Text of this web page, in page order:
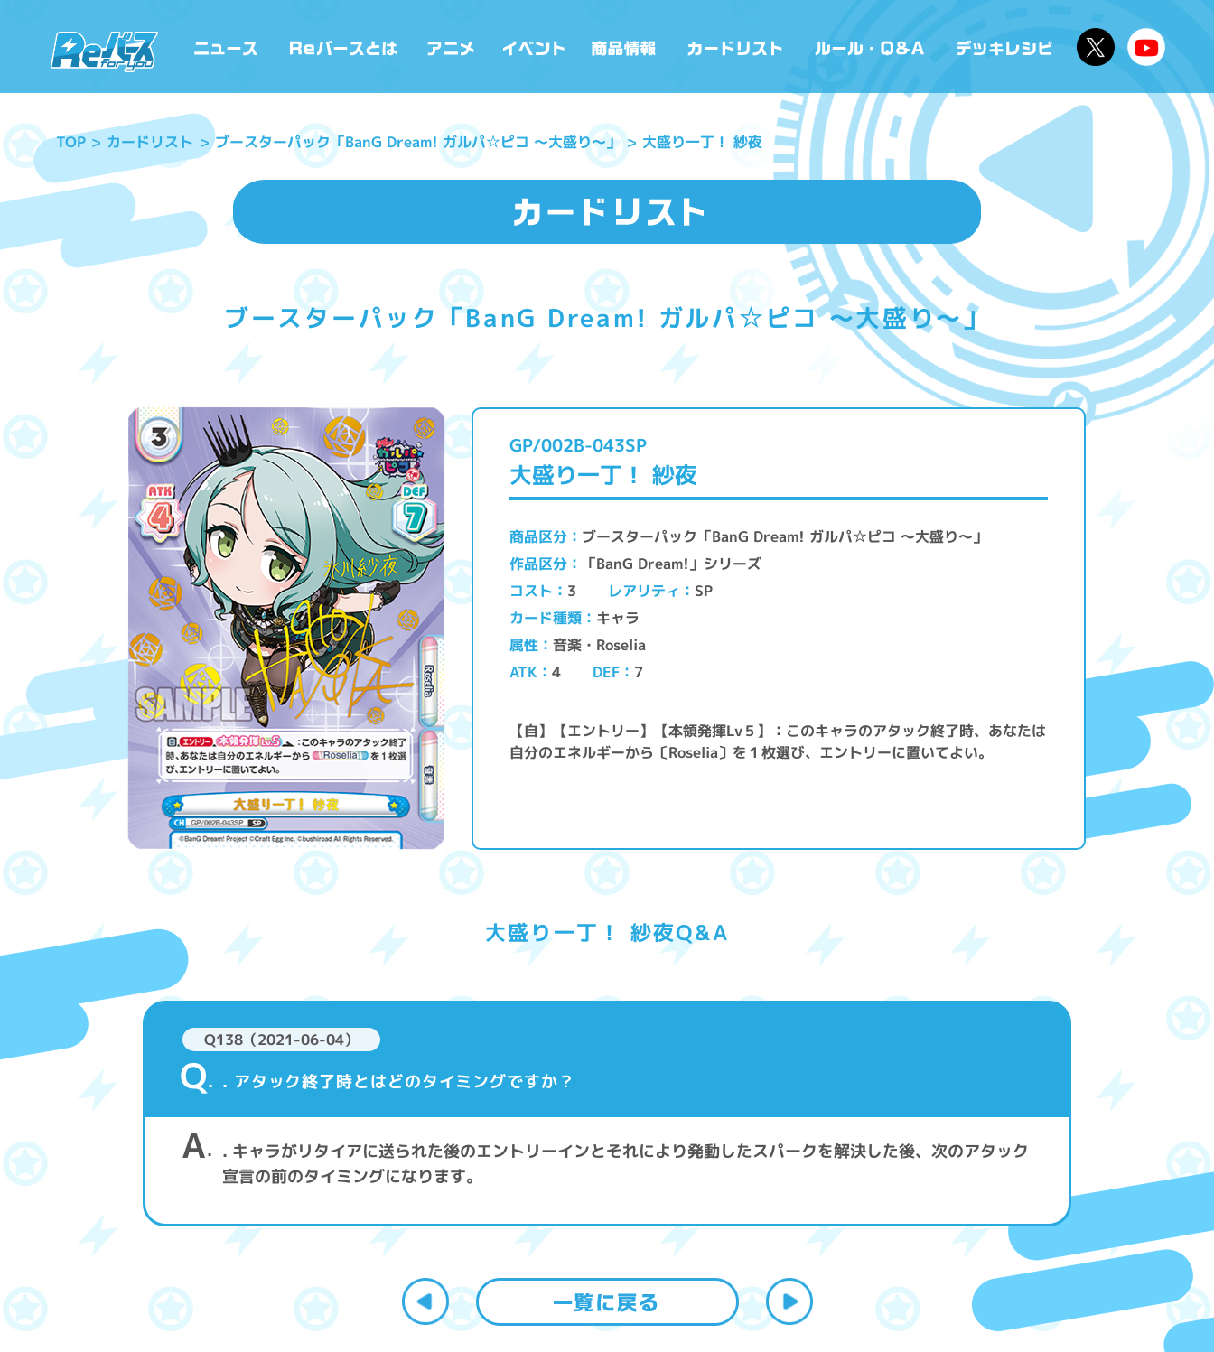
TOP カードリスト ブースターパック「BanG Dream! ガルパ☆ピコ ～大盛り～」 大盛り一丁！ 紗夜
ブースターパック「BanG Dream! ガルパ☆ピコ ～大盛り～」
GP/002B-043SP
大盛り一丁！ 紗夜
商品区分 ブースターパック「BanG Dream! ガルパ☆ピコ ～大盛り～」
作品区分 「BanG Dream!」シリーズ
コスト 3 レアリティ SP
カード種類 キャラ
属性 音楽・Roselia
ATK 4 DEF 7
【自】【エントリー】【本領発揮Lv５】：このキャラのアタック終了時、あなたは
自分のエネルギーから〔Roselia〕を１枚選び、エントリーに置いてよい。
大盛り一丁！ 紗夜Q&A
Q138（2021-06-04）
Q . アタック終了時とはどのタイミングですか？
A . キャラがリタイアに送られた後のエントリーインとそれにより発動したスパークを解決した後、次のアタック
宣言の前のタイミングになります。